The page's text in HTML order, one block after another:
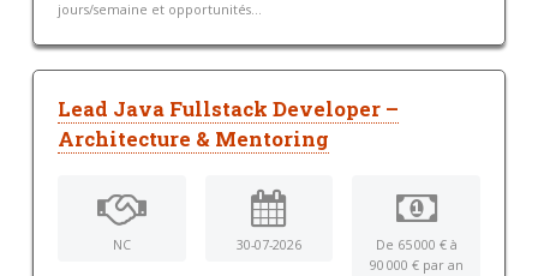
jours/semaine et opportunités...
Lead Java Fullstack Developer –
Architecture & Mentoring
NC 30-07-2026
De 65 000 € à
90 000 € par an